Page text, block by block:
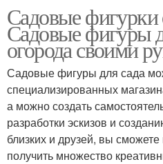
Садовые
Садовые фигуры
огорода своими
Садовые фигуры для сада
специализированных
а можно создать
разработки эскизов и
близких и друзей, вы
получить множество